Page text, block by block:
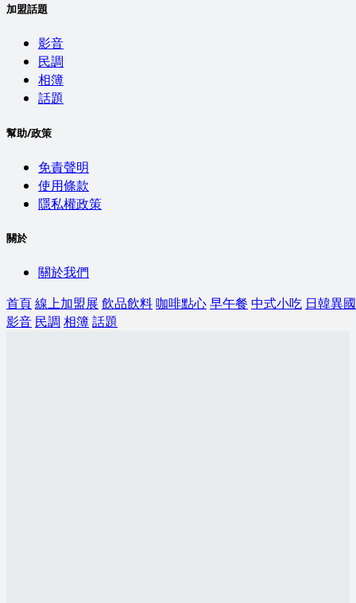
加盟話題
影音
民調
相簿
話題
幫助/政策
免責聲明
使用條款
隱私權政策
關於
關於我們
首頁線上加盟展 飲品飲料咖啡點心早午餐 中式小吃 日韓異國
影音 民調 相簿話題